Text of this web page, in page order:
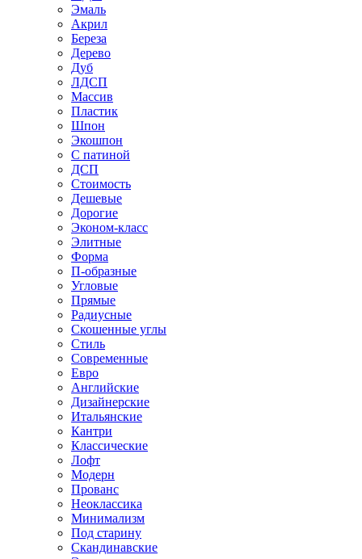
Эмаль
Акрил
Береза
Дерево
Дуб
ЛДСП
Массив
Пластик
Шпон
Экошпон
С патиной
ДСП
Стоимость
Дешевые
Дорогие
Эконом-класс
Элитные
Форма
П-образные
Угловые
Прямые
Радиусные
Скошенные углы
Стиль
Современные
Евро
Английские
Дизайнерские
Итальянские
Кантри
Классические
Лофт
Модерн
Прованс
Неоклассика
Минимализм
Под старину
Скандинавские